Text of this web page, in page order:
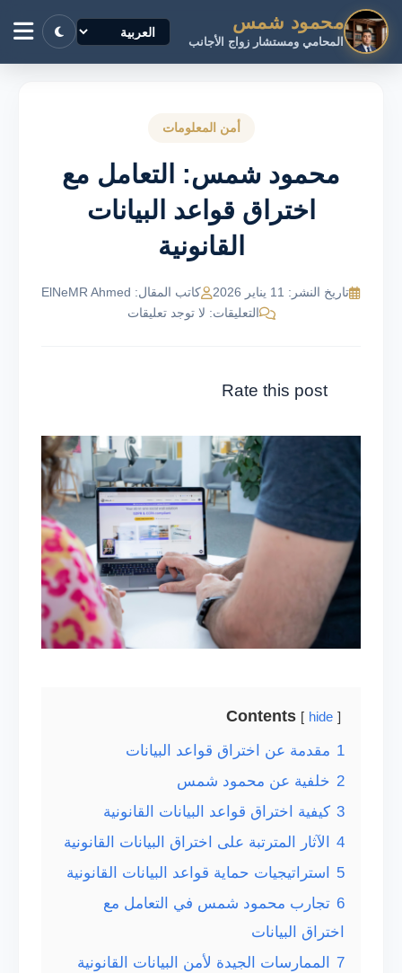
محمود شمس
المحامي ومستشار زواج الأجانب
أمن المعلومات
محمود شمس: التعامل مع
اختراق قواعد البيانات
القانونية
تاريخ النشر: 11 يناير 2026
كاتب المقال: ElNeMR Ahmed
التعليقات: لا توجد تعليقات
Rate this post
Contents hide
1 مقدمة عن اختراق قواعد البيانات
2 خلفية عن محمود شمس
3 كيفية اختراق قواعد البيانات القانونية
4
الآثار المترتبة على اختراق البيانات القانونية
5
استراتيجيات حماية قواعد البيانات القانونية
6 تجارب محمود شمس في التعامل مع
اختراق البيانات
7
الممارسات الجيدة لأمن البيانات القانونية